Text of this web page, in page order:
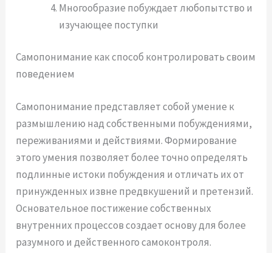
Многообразие побуждает любопытство и
изучающее поступки
Самопонимание как способ контролировать своим
поведением
Самопонимание представляет собой умение к
размышлению над собственными побуждениями,
переживаниями и действиями. Формирование
этого умения позволяет более точно определять
подлинные истоки побуждения и отличать их от
принужденных извне предвкушений и претензий.
Основательное постижение собственных
внутренних процессов создает основу для более
разумного и действенного самоконтроля.